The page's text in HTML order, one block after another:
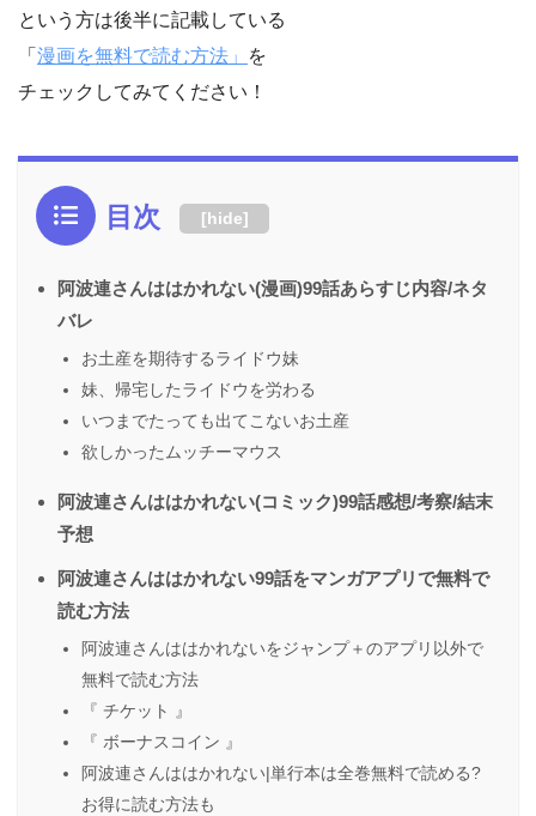
という方は後半に記載している
「 漫画を無料で読む方法」
を
チェックしてみてください！
目次 [hide]
阿波連さんははかれない(漫画)99話あらすじ内容/ネタ
バレ
お土産を期待するライドウ妹
妹、帰宅したライドウを労わる
いつまでたっても出てこないお土産
欲しかったムッチーマウス
阿波連さんははかれない(コミック)99話感想/考察/結末
予想
阿波連さんははかれない99話をマンガアプリで無料で
読む方法
阿波連さんははかれないをジャンプ＋のアプリ以外で
無料で読む方法
『 チケット 』
『 ボーナスコイン 』
阿波連さんははかれない|単行本は全巻無料で読める?
お得に読む方法も